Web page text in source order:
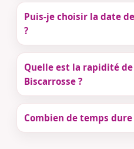
Puis-je choisir la date
?
Quelle est la rapidité
Biscarrosse ?
Combien de temps